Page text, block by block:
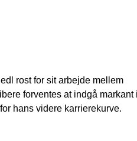
rost for sit arbejde mellem
forventes at indgå markant
hans videre karrierekurve.